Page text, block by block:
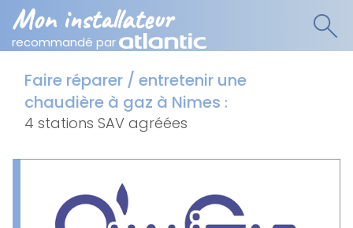
Mon installateur
recommandé par
Faire réparer / entretenir une
chaudière à gaz à Nimes :
4 stations SAV agréées